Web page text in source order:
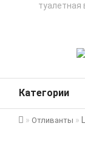
Категории
Отливанты